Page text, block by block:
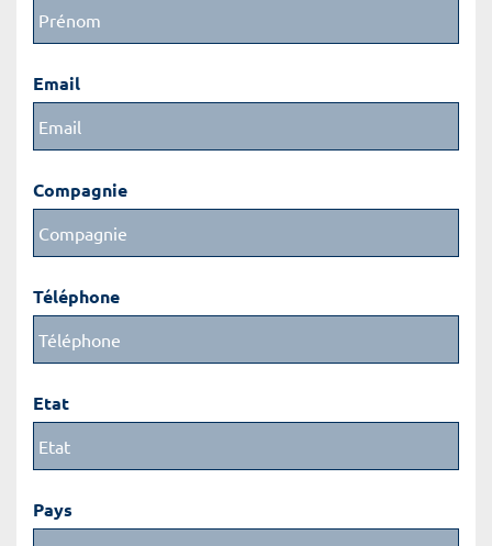
Email
Compagnie
Téléphone
Etat
Pays